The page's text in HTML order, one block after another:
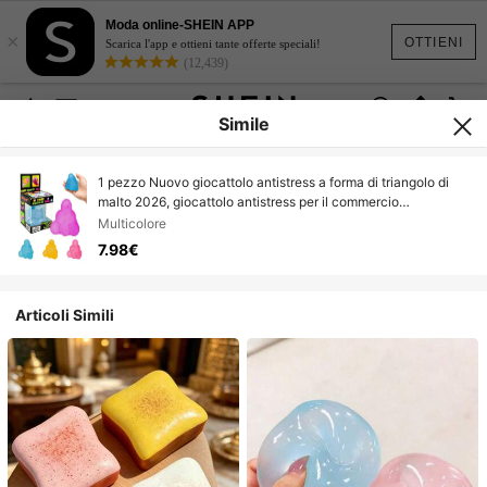
OTTIENI
×
Moda online-SHEIN APP
Scarica l'app e ottieni tante offerte speciali!
(12,439)
Simile
1 pezzo Nuovo giocattolo antistress a forma di triangolo di
malto 2026, giocattolo antistress per il commercio
transfrontaliero - Articolo originale più venduto - Regalo
perfetto - Regalo di compleanno - Regalo ideale - Regalo a
sorpresa - Regalo per le vacanze - Miglior regalo - Regalo di
Multicolore
7.98€
Articoli Simili